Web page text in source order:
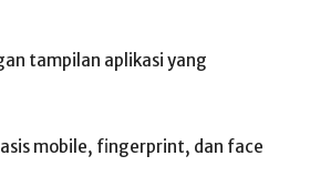
tampilan aplikasi yang
mobile, fingerprint, dan face